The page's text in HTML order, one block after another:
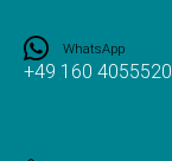
WhatsApp
+49 160 4055520